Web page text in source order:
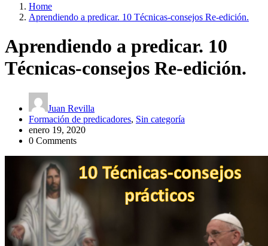
Home
Aprendiendo a predicar. 10 Técnicas-consejos Re-edición.
Aprendiendo a predicar. 10
Técnicas-consejos Re-edición.
Juan Revilla
Formación de predicadores, Sin categoría
enero 19, 2020
0 Comments